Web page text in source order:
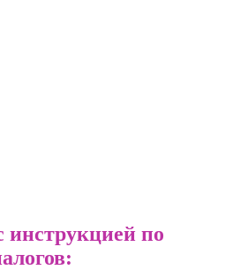
инструкцией по